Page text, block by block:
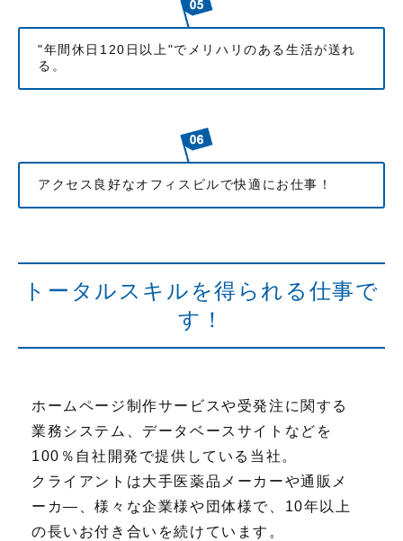
"年間休日120日以上"でメリハリのある生活が送れ
る。
アクセス良好なオフィスビルで快適にお仕事！
トータルスキルを得られる仕事で
す！
ホームページ制作サービスや受発注に関する
業務システム、データベースサイトなどを
100％自社開発で提供している当社。
クライアントは大手医薬品メーカーや通販メ
ーカ―、様々な企業様や団体様で、10年以上
の長いお付き合いを続けています。